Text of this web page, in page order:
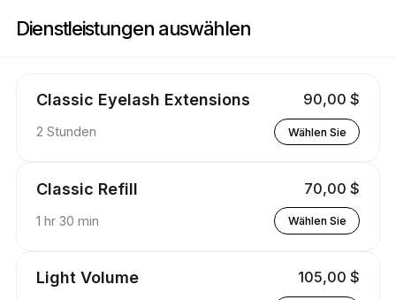
Dienstleistungen auswählen
Classic Eyelash Extensions 90,00 $
2 Stunden Wählen Sie
Classic Refill 70,00 $
1 hr 30 min Wählen Sie
Light Volume 105,00 $